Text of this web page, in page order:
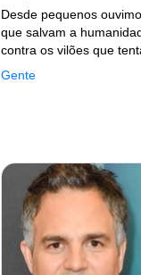
Gente
Desde pequenos
que salvam a
contra os vilões que
Mas quando olhamos
que os atores que